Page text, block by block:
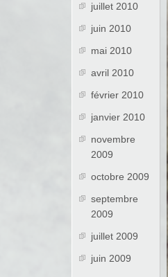
juillet 2010
juin 2010
mai 2010
avril 2010
février 2010
janvier 2010
novembre
2009
octobre 2009
septembre
2009
juillet 2009
juin 2009